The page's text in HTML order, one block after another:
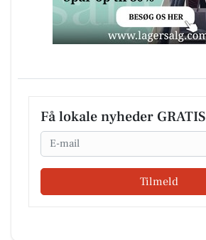
Få lokale nyheder GRATIS
Email
Tilmeld